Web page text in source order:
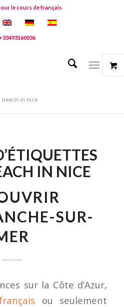
le cours de français
beach in nice
IN NICE
SUR-
sur la Côte d’Azur,
ou seulement